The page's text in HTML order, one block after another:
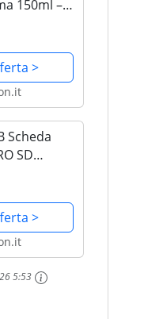
150ml –
Oli
Ambientale
>
Scheda
SD
10
ad alta
di
/ s Velocità
80MB / S
>
5:53